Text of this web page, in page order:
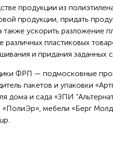
продукции из
продукции, придать
ускорить разложение
пластиковых
и придания заданных
ФРП — подмосковные
пакетов и упаковки
дома и сада «ЗПИ
«ПолиЭр», мебели «Берг